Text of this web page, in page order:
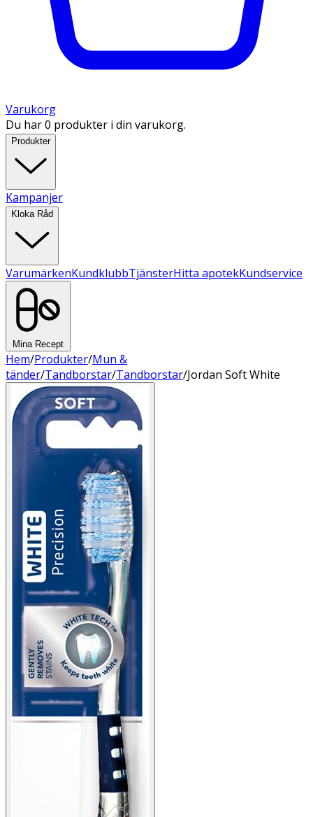
Varukorg
Du har 0 produkter i din varukorg.
Produkter
Kampanjer
Kloka Råd
VarumärkenKundklubbTjänsterHitta apotekKundservice
Mina Recept
Hem/Produkter/Mun &
tänder/Tandborstar/Tandborstar/Jordan Soft White